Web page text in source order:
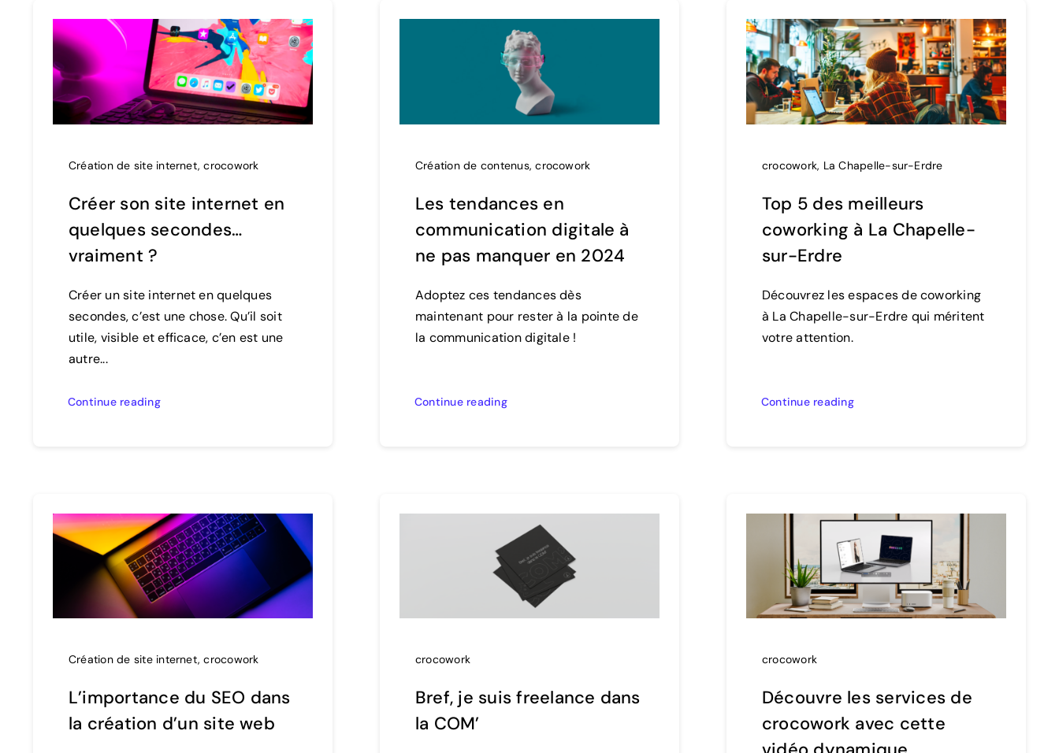
Création de site internet,crocowork
Créer son site internet en
quelques secondes…
vraiment ?
Créer un site internet en quelques
secondes, c’est une chose. Qu’il soit
utile, visible et efficace, c’en est une
autre...
Continue reading
Création de contenus,crocowork
Les tendances en
communication digitale à
ne pas manquer en 2024
Adoptez ces tendances dès
maintenant pour rester à la pointe de
la communication digitale !
Continue reading
crocowork, La Chapelle-sur-Erdre
Top 5 des meilleurs
coworking à La Chapelle-
sur-Erdre
Découvrez les espaces de coworking
à La Chapelle-sur-Erdre qui méritent
votre attention.
Continue reading
Création de site internet,crocowork
L’importance du SEO dans
la création d’un site web
crocowork
Bref, je suis freelance dans
la COM’
crocowork
Découvre les services de
crocowork avec cette